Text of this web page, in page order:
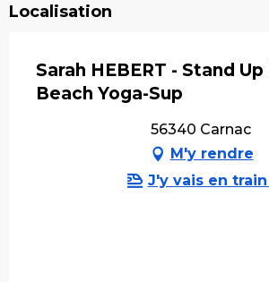
Localisation
Sarah HEBERT - Stand
Beach Yoga-Sup
56340 Carnac
M'y rendre
J'y vais en train